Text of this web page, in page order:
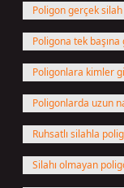
Poligon gerçek silah
Poligona tek
Poligonlara kimler
Poligonlarda uzun
Ruhsatlı silahla
Silahı olmayan